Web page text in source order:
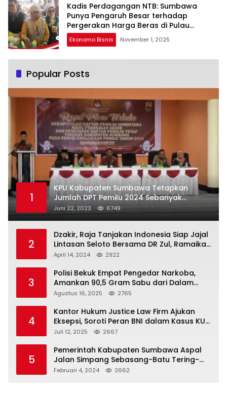
Kadis Perdagangan NTB: Sumbawa
Punya Pengaruh Besar terhadap
Pergerakan Harga Beras di Pulau
Sumbawa
Ekonomo Bisnis November 1, 2025
Popular Posts
1
KPU Kabupaten Sumbawa Tetapkan
Jumlah DPT Pemilu 2024 Sebanyak
367.987 Pemilih
Juni 22, 2023 6749
2
Dzakir, Raja Tanjakan Indonesia Siap Jajal
Lintasan Seloto Bersama DR Zul, Ramaikan
Trabas JAS #2 KSB
April 14, 2024 2922
3
Polisi Bekuk Empat Pengedar Narkoba,
Amankan 90,5 Gram Sabu dari Dalam
Mobil
Agustus 16, 2025 2765
4
Kantor Hukum Justice Law Firm Ajukan
Eksepsi, Soroti Peran BNI dalam Kasus KUR
Bawang Merah KCP Woha
Juli 12, 2025 2667
5
Pemerintah Kabupaten Sumbawa Aspal
Jalan Simpang Sebasang-Batu Tering-
Lito
Februari 4, 2024 2662